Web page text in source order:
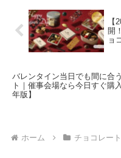
開
ョ
バレンタイン当日でも間に合
ト｜催事会場なら今日すぐ購
年版】
ホーム チョコレート